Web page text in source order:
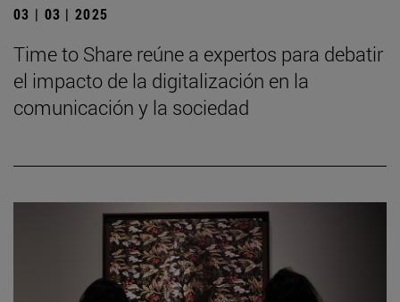
03 | 03 | 2025
Time to Share reúne a expertos para debatir
el impacto de la digitalización en la
comunicación y la sociedad